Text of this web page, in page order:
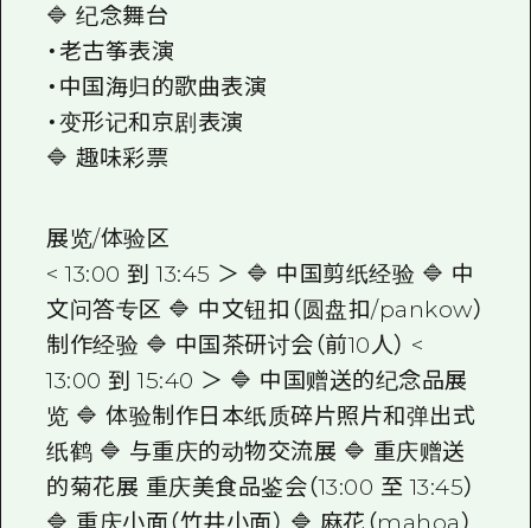
🔷 纪念舞台
・老古筝表演
・中国海归的歌曲表演
・变形记和京剧表演
🔷 趣味彩票
展览/体验区
< 13:00 到 13:45 ＞ 🔷 中国剪纸经验 🔷 中
文问答专区 🔷 中文钮扣（圆盘扣/pankow）
制作经验 🔷 中国茶研讨会（前10人） <
13:00 到 15:40 ＞ 🔷 中国赠送的纪念品展
览 🔷 体验制作日本纸质碎片照片和弹出式
纸鹤 🔷 与重庆的动物交流展 🔷 重庆赠送
的菊花展 重庆美食品鉴会（13:00 至 13:45）
🔷 重庆小面（竹井小面） 🔷 麻花（mahoa）